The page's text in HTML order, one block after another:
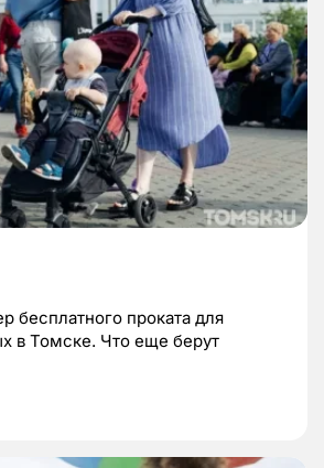
бесплатного проката для
в Томске. Что еще берут